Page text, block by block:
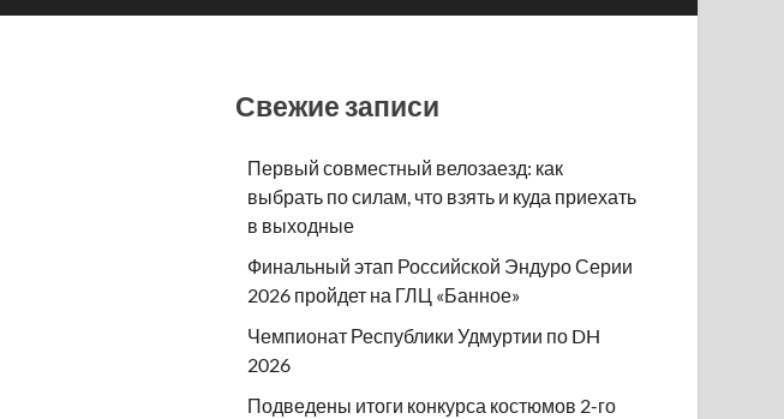
Свежие записи
Первый совместный велозаезд: как
выбрать по силам, что взять и куда приехать
в выходные
Финальный этап Российской Эндуро Серии
2026 пройдет на ГЛЦ «Банное»
Чемпионат Республики Удмуртии по DH
2026
Подведены итоги конкурса костюмов 2-го